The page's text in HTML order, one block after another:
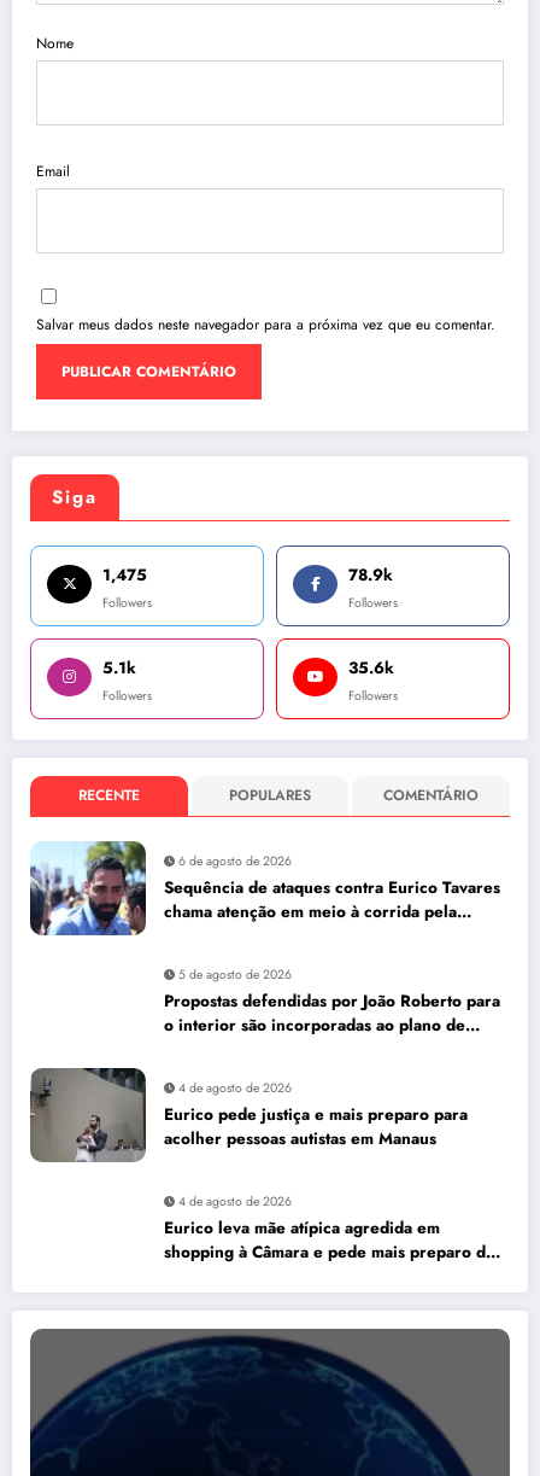
Nome
Email
Salvar meus dados neste navegador para a próxima vez que eu comentar.
Siga
1,475
Followers
78.9k
Followers
5.1k
Followers
35.6k
Followers
RECENTE POPULARES COMENTÁRIO
6 de agosto de 2026
Sequência de ataques contra Eurico Tavares
chama atenção em meio à corrida pela
5 de agosto de 2026
Propostas defendidas por João Roberto para
o interior são incorporadas ao plano de
4 de agosto de 2026
Eurico pede justiça e mais preparo para
acolher pessoas autistas em Manaus
4 de agosto de 2026
Eurico leva mãe atípica agredida em
shopping à Câmara e pede mais preparo dos